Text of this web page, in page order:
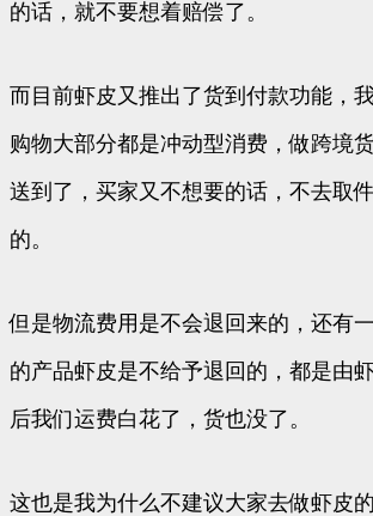
的话，就不要想着赔偿了。
而目前虾皮又推出了货到付款功能，
购物大部分都是冲动型消费，做跨境
送到了，买家又不想要的话，不去取
的。
但是物流费用是不会退回来的，还有
的产品虾皮是不给予退回的，都是由
后我们运费白花了，货也没了。
这也是我为什么不建议大家去做虾皮的